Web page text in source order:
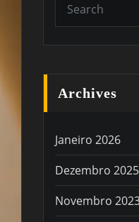
Archives
Janeiro 2026
Dezembro 2025
Novembro